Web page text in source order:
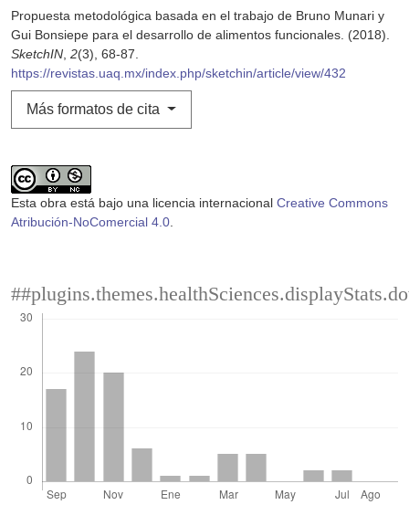
Propuesta metodológica basada en el trabajo de Bruno Munari y
Gui Bonsiepe para el desarrollo de alimentos funcionales. (2018).
SketchIN, 2(3), 68-87.
https://revistas.uaq.mx/index.php/sketchin/article/view/432
Más formatos de cita
Esta obra está bajo una licencia internacional Creative Commons
Atribución-NoComercial 4.0.